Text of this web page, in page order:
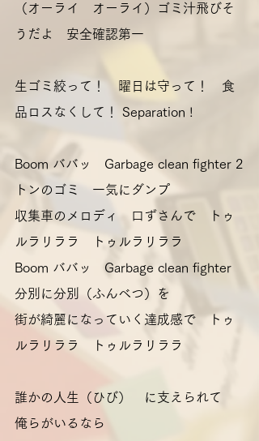
（オーライ　オーライ）ゴミ汁飛びそ
うだよ　安全確認第一
生ゴミ絞って！　曜日は守って！　食
品ロスなくして！ Separation !
Boom ババッ　Garbage clean fighter 2
トンのゴミ　一気にダンプ
収集車のメロディ　口ずさんで　トゥ
ルラリララ　トゥルラリララ
Boom ババッ　Garbage clean fighter
分別に分別（ふんべつ）を
街が綺麗になっていく達成感で　トゥ
ルラリララ　トゥルラリララ
誰かの人生（ひび）　に支えられて
俺らがいるなら